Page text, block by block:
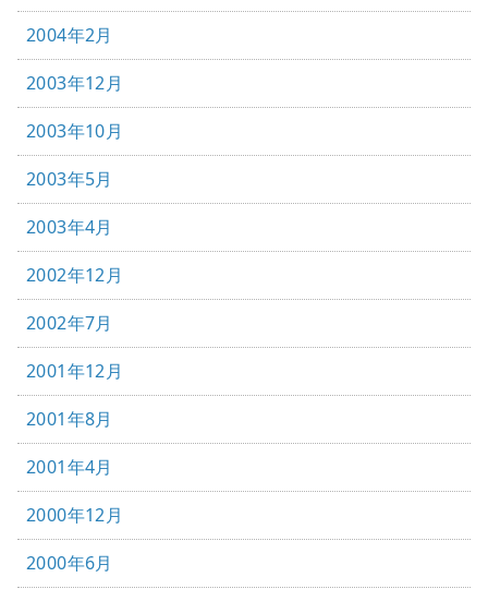
2004年2月
2003年12月
2003年10月
2003年5月
2003年4月
2002年12月
2002年7月
2001年12月
2001年8月
2001年4月
2000年12月
2000年6月